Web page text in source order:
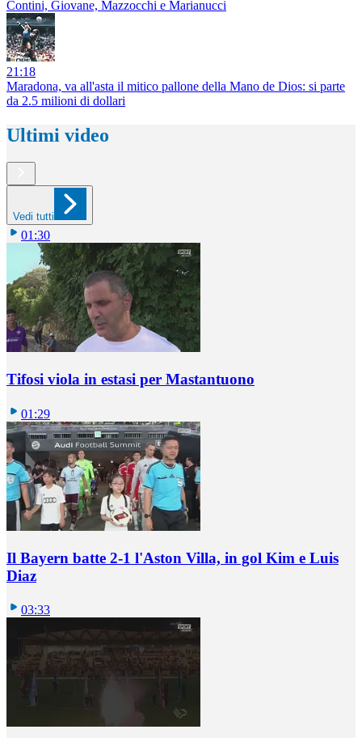
Contini, Giovane, Mazzocchi e Marianucci
21:18
Maradona, va all'asta il mitico pallone della Mano de Dios: si parte
da 2.5 milioni di dollari
Ultimi video
Vedi tutti
01:30
Tifosi viola in estasi per Mastantuono
01:29
Il Bayern batte 2-1 l'Aston Villa, in gol Kim e Luis
Diaz
03:33